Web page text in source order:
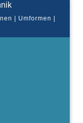
| Umformen |